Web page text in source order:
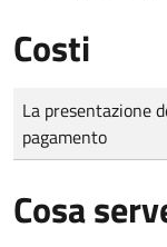
Costi
Tipo di pagamento
Importo
La presentazione
pagamento
Cosa